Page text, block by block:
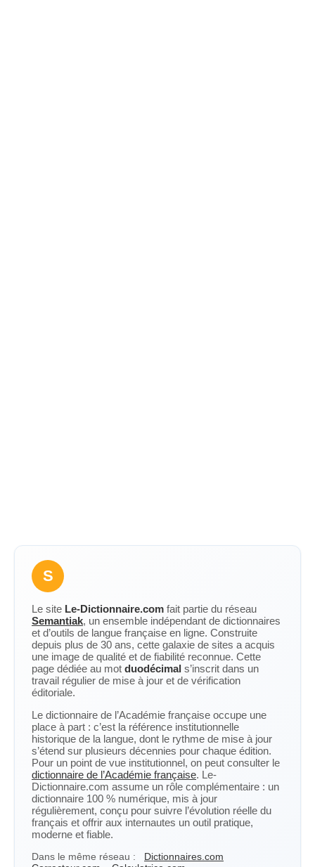
S
Le site Le-Dictionnaire.com fait partie du réseau
Semantiak, un ensemble indépendant de dictionnaires
et d’outils de langue française en ligne. Construite
depuis plus de 30 ans, cette galaxie de sites a acquis
une image de qualité et de fiabilité reconnue. Cette
page dédiée au mot duodécimal s’inscrit dans un
travail régulier de mise à jour et de vérification
éditoriale.
Le dictionnaire de l’Académie française occupe une
place à part : c’est la référence institutionnelle
historique de la langue, dont le rythme de mise à jour
s’étend sur plusieurs décennies pour chaque édition.
Pour un point de vue institutionnel, on peut consulter le
dictionnaire de l’Académie française. Le-
Dictionnaire.com assume un rôle complémentaire : un
dictionnaire 100 % numérique, mis à jour
régulièrement, conçu pour suivre l’évolution réelle du
français et offrir aux internautes un outil pratique,
moderne et fiable.
Dans le même réseau :
Dictionnaires.com